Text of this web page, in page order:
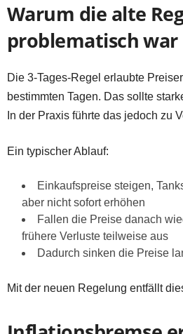
Warum die alte
problematisch war
Die 3-Tages-Regel erlaubte
bestimmten Tagen. Das sollte
In der Praxis führte das jedoch zu
Ein typischer Ablauf:
Einkaufspreise steigen,
aber nicht sofort erhöhen
Fallen die Preise danach
frühere Verluste teilweise aus
Dadurch sinken die Preise
Mit der neuen Regelung entfällt